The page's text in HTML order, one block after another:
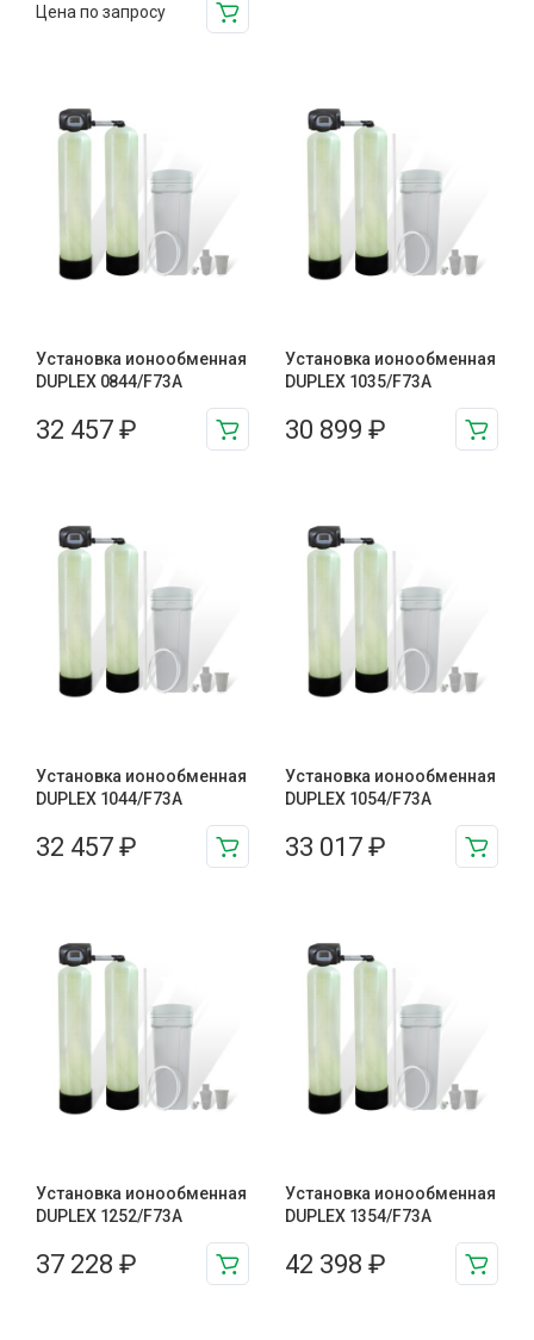
Цена по запросу
Установка ионообменная
DUPLEX 0844/F73A
32 457 ₽
Установка ионообменная
DUPLEX 1035/F73A
30 899 ₽
Установка ионообменная
DUPLEX 1044/F73A
32 457 ₽
Установка ионообменная
DUPLEX 1054/F73A
33 017 ₽
Установка ионообменная
DUPLEX 1252/F73A
37 228 ₽
Установка ионообменная
DUPLEX 1354/F73A
42 398 ₽